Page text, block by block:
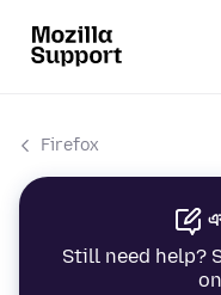
Firefox
Still need help?